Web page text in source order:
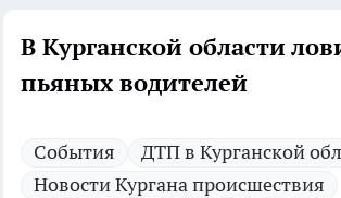
В Курганской области
пьяных водителей
Cобытия
ДТП в Курганской
Новости Кургана происшествия